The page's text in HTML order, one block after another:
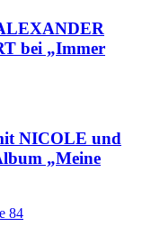
bei „Immer
NICOLE und
„Meine